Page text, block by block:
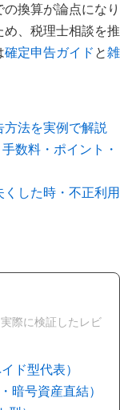
換算が論点になり
、税理士相談を推
確定申告ガイド と雑
法を実例で解説
数料・ポイント・
した時・不正利用
際に検証したレビ
ド型代表）
暗号資産直結）